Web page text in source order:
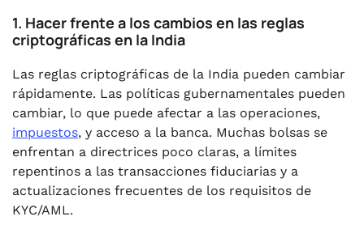
1. Hacer frente a los cambios en las reglas
criptográficas en la India
Las reglas criptográficas de la India pueden cambiar
rápidamente. Las políticas gubernamentales pueden
cambiar, lo que puede afectar a las operaciones,
impuestos, y acceso a la banca. Muchas bolsas se
enfrentan a directrices poco claras, a límites
repentinos a las transacciones fiduciarias y a
actualizaciones frecuentes de los requisitos de
KYC/AML.